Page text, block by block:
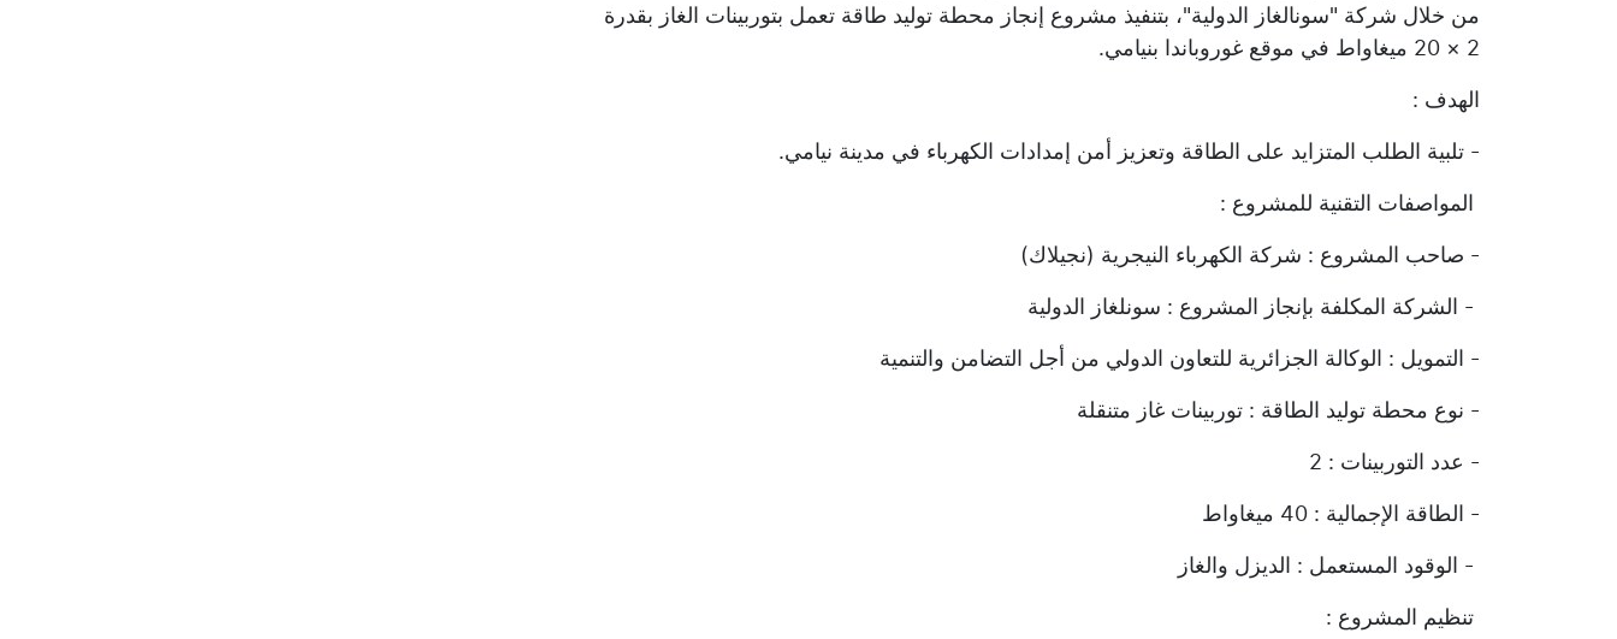
من خلال شركة "سونالغاز الدولية"، بتنفيذ مشروع إنجاز محطة توليد طاقة تعمل بتوربينات الغاز بقدرة
2 × 20 ميغاواط في موقع غوروباندا بنيامي.
الهدف :
- تلبية الطلب المتزايد على الطاقة وتعزيز أمن إمدادات الكهرباء في مدينة نيامي.
المواصفات التقنية للمشروع :
- صاحب المشروع : شركة الكهرباء النيجرية (نجيلاك)
- الشركة المكلفة بإنجاز المشروع : سونلغاز الدولية
- التمويل : الوكالة الجزائرية للتعاون الدولي من أجل التضامن والتنمية
- نوع محطة توليد الطاقة : توربينات غاز متنقلة
- عدد التوربينات : 2
- الطاقة الإجمالية : 40 ميغاواط
- الوقود المستعمل : الديزل والغاز
تنظيم المشروع :